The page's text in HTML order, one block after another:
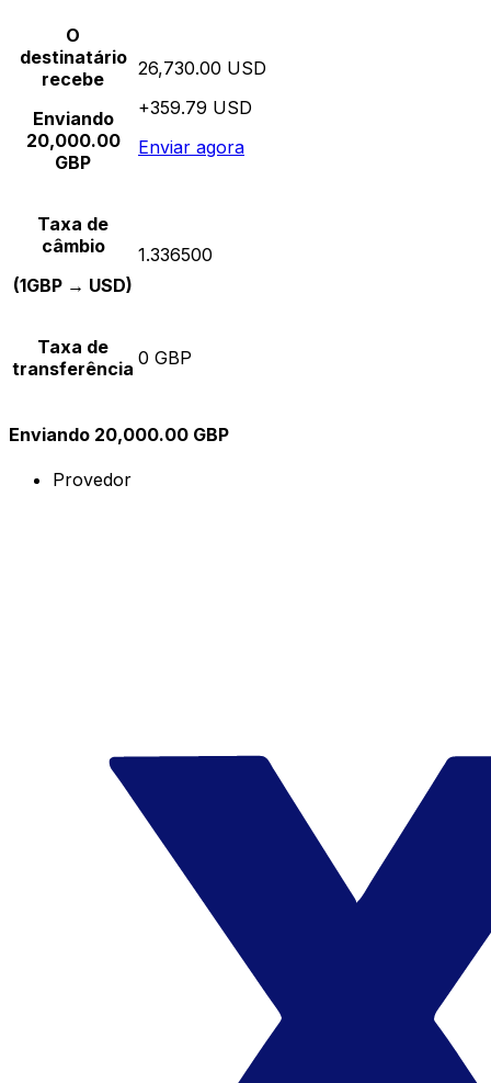
O
destinatário
recebe
Enviando
20,000.00
GBP
26,730.00 USD
+359.79 USD
Enviar agora
Taxa de
câmbio
(1GBP → USD)
1.336500
Taxa de
transferência 0 GBP
Enviando 20,000.00 GBP
Provedor